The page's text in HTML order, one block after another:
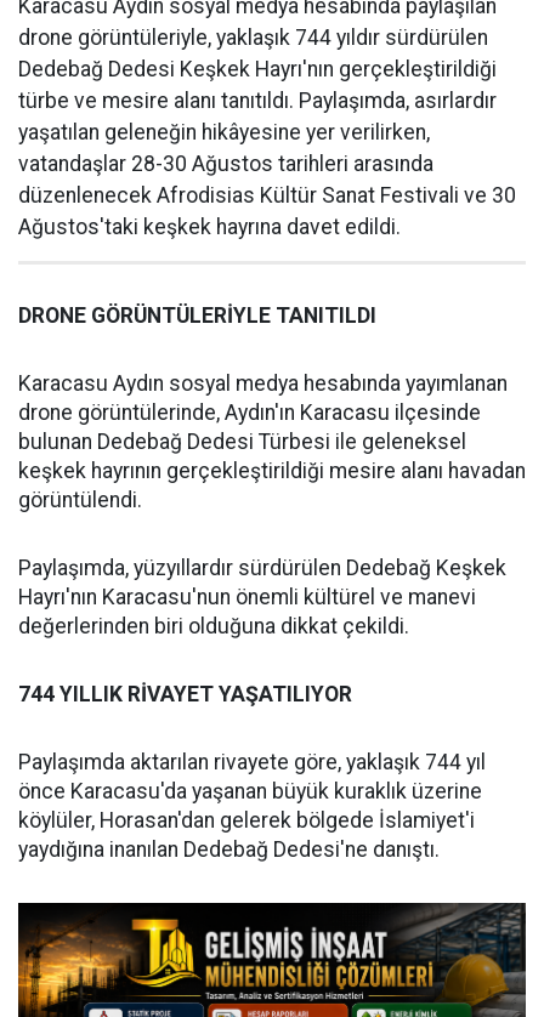
Karacasu Aydın sosyal medya hesabında paylaşılan
drone görüntüleriyle, yaklaşık 744 yıldır sürdürülen
Dedebağ Dedesi Keşkek Hayrı'nın gerçekleştirildiği
türbe ve mesire alanı tanıtıldı. Paylaşımda, asırlardır
yaşatılan geleneğin hikâyesine yer verilirken,
vatandaşlar 28-30 Ağustos tarihleri arasında
düzenlenecek Afrodisias Kültür Sanat Festivali ve 30
Ağustos'taki keşkek hayrına davet edildi.
DRONE GÖRÜNTÜLERİYLE TANITILDI
Karacasu Aydın sosyal medya hesabında yayımlanan
drone görüntülerinde, Aydın'ın Karacasu ilçesinde
bulunan Dedebağ Dedesi Türbesi ile geleneksel
keşkek hayrının gerçekleştirildiği mesire alanı havadan
görüntülendi.
Paylaşımda, yüzyıllardır sürdürülen Dedebağ Keşkek
Hayrı'nın Karacasu'nun önemli kültürel ve manevi
değerlerinden biri olduğuna dikkat çekildi.
744 YILLIK RİVAYET YAŞATILIYOR
Paylaşımda aktarılan rivayete göre, yaklaşık 744 yıl
önce Karacasu'da yaşanan büyük kuraklık üzerine
köylüler, Horasan'dan gelerek bölgede İslamiyet'i
yaydığına inanılan Dedebağ Dedesi'ne danıştı.